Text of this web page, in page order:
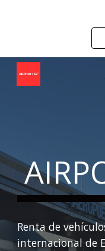
Renta de
internacional de